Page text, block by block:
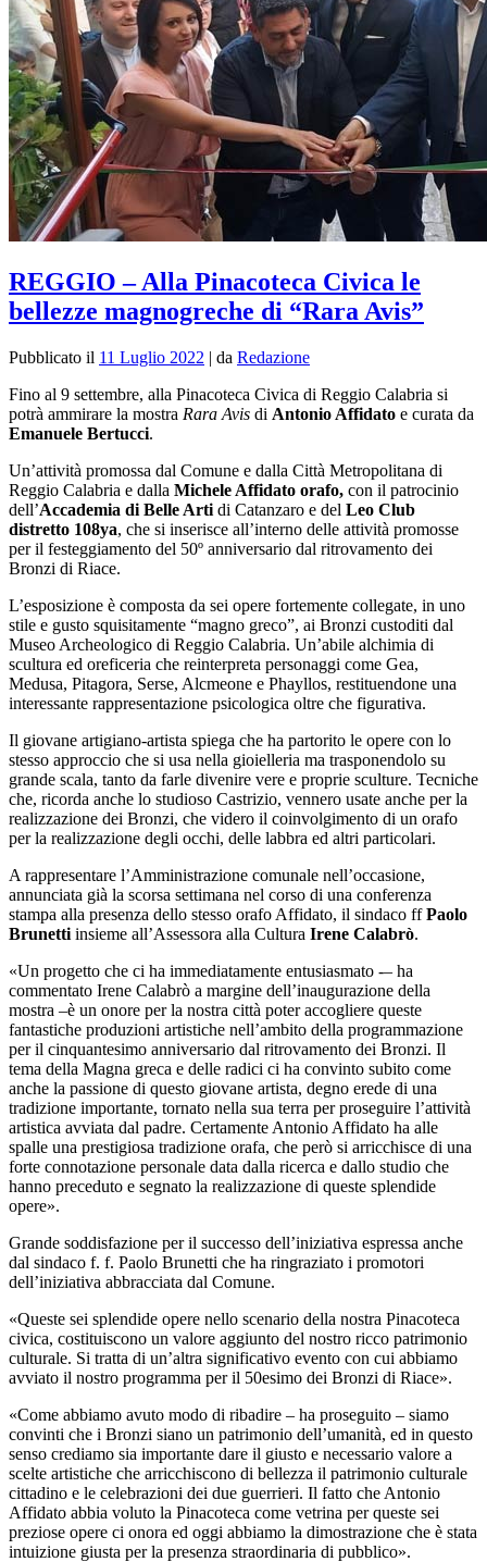
REGGIO – Alla Pinacoteca Civica le
bellezze magnogreche di “Rara Avis”
Pubblicato il 11 Luglio 2022 | da Redazione
Fino al 9 settembre, alla Pinacoteca Civica di Reggio Calabria si
potrà ammirare la mostra Rara Avis di Antonio Affidato e curata da
Emanuele Bertucci.
Un’attività promossa dal Comune e dalla Città Metropolitana di
Reggio Calabria e dalla Michele Affidato orafo, con il patrocinio
dell’Accademia di Belle Arti di Catanzaro e del Leo Club
distretto 108ya, che si inserisce all’interno delle attività promosse
per il festeggiamento del 50º anniversario dal ritrovamento dei
Bronzi di Riace.
L’esposizione è composta da sei opere fortemente collegate, in uno
stile e gusto squisitamente “magno greco”, ai Bronzi custoditi dal
Museo Archeologico di Reggio Calabria. Un’abile alchimia di
scultura ed oreficeria che reinterpreta personaggi come Gea,
Medusa, Pitagora, Serse, Alcmeone e Phayllos, restituendone una
interessante rappresentazione psicologica oltre che figurativa.
Il giovane artigiano-artista spiega che ha partorito le opere con lo
stesso approccio che si usa nella gioielleria ma trasponendolo su
grande scala, tanto da farle divenire vere e proprie sculture. Tecniche
che, ricorda anche lo studioso Castrizio, vennero usate anche per la
realizzazione dei Bronzi, che videro il coinvolgimento di un orafo
per la realizzazione degli occhi, delle labbra ed altri particolari.
A rappresentare l’Amministrazione comunale nell’occasione,
annunciata già la scorsa settimana nel corso di una conferenza
stampa alla presenza dello stesso orafo Affidato, il sindaco ffPaolo
Brunetti insieme all’Assessora alla Cultura Irene Calabrò.
«Un progetto che ci ha immediatamente entusiasmato -– ha
commentato Irene Calabrò a margine dell’inaugurazione della
mostra –è un onore per la nostra città poter accogliere queste
fantastiche produzioni artistiche nell’ambito della programmazione
per il cinquantesimo anniversario dal ritrovamento dei Bronzi. Il
tema della Magna greca e delle radici ci ha convinto subito come
anche la passione di questo giovane artista, degno erede di una
tradizione importante, tornato nella sua terra per proseguire l’attività
artistica avviata dal padre. Certamente Antonio Affidato ha alle
spalle una prestigiosa tradizione orafa, che però si arricchisce di una
forte connotazione personale data dalla ricerca e dallo studio che
hanno preceduto e segnato la realizzazione di queste splendide
opere».
Grande soddisfazione per il successo dell’iniziativa espressa anche
dal sindaco f. f. Paolo Brunetti che ha ringraziato i promotori
dell’iniziativa abbracciata dal Comune.
«Queste sei splendide opere nello scenario della nostra Pinacoteca
civica, costituiscono un valore aggiunto del nostro ricco patrimonio
culturale. Si tratta di un’altra significativo evento con cui abbiamo
avviato il nostro programma per il 50esimo dei Bronzi di Riace».
«Come abbiamo avuto modo di ribadire – ha proseguito – siamo
convinti che i Bronzi siano un patrimonio dell’umanità, ed in questo
senso crediamo sia importante dare il giusto e necessario valore a
scelte artistiche che arricchiscono di bellezza il patrimonio culturale
cittadino e le celebrazioni dei due guerrieri. Il fatto che Antonio
Affidato abbia voluto la Pinacoteca come vetrina per queste sei
preziose opere ci onora ed oggi abbiamo la dimostrazione che è stata
intuizione giusta per la presenza straordinaria di pubblico».